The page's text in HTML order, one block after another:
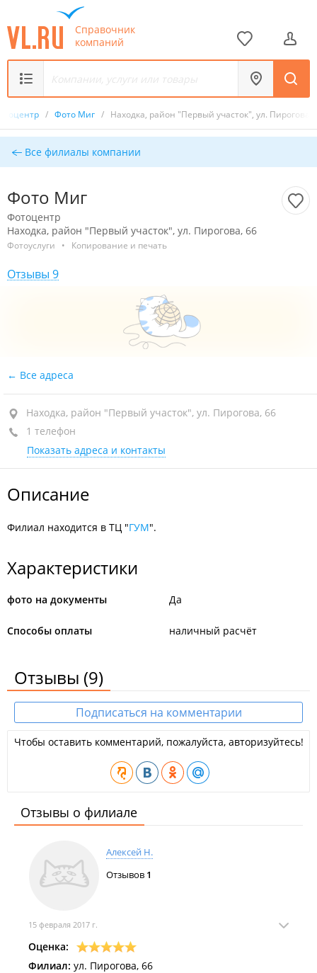
Справочник
компаний
/ Фото Миг / Находка, район "Первый участок", ул. Пирогова,
Все филиалы компании
Фото Миг
Фотоцентр
Находка, район "Первый участок", ул. Пирогова, 66
Фотоуслуги • Копирование и печать
Отзывы 9
Все адреса
Находка, район "Первый участок", ул. Пирогова, 66
1 телефон
Показать адреса и контакты
Описание
Филиал находится в ТЦ "ГУМ".
Характеристики
фото на документы Да
Способы оплаты наличный расчёт
Отзывы (9)
Подписаться на комментарии
Чтобы оставить комментарий, пожалуйста, авторизуйтесь!
Отзывы о филиале
Алексей Н.
Отзывов 1
15 февраля 2017 г.
Оценка:
Филиал: ул. Пирогова, 66